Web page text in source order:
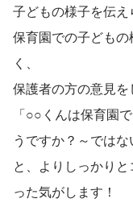
子どもの様子を伝え
保育園での子ども
く、
保護者の方の意見を
「○○くんは保育園
うですか？～ではな
と、よりしっかり
った気がします！